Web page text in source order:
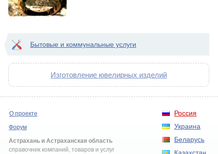
Бытовые и коммунальные услуги
Изготовление ювелирных изделий
Россия
Украина
Беларусь
О проекте
Форум
Астрахань и Астраханская область
справочник компаний, товаров и услуг